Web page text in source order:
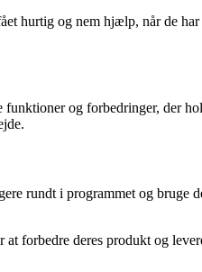
hurtig og nem hjælp, når de
og forbedringer, der
rundt i programmet og bruge
forbedre deres produkt og